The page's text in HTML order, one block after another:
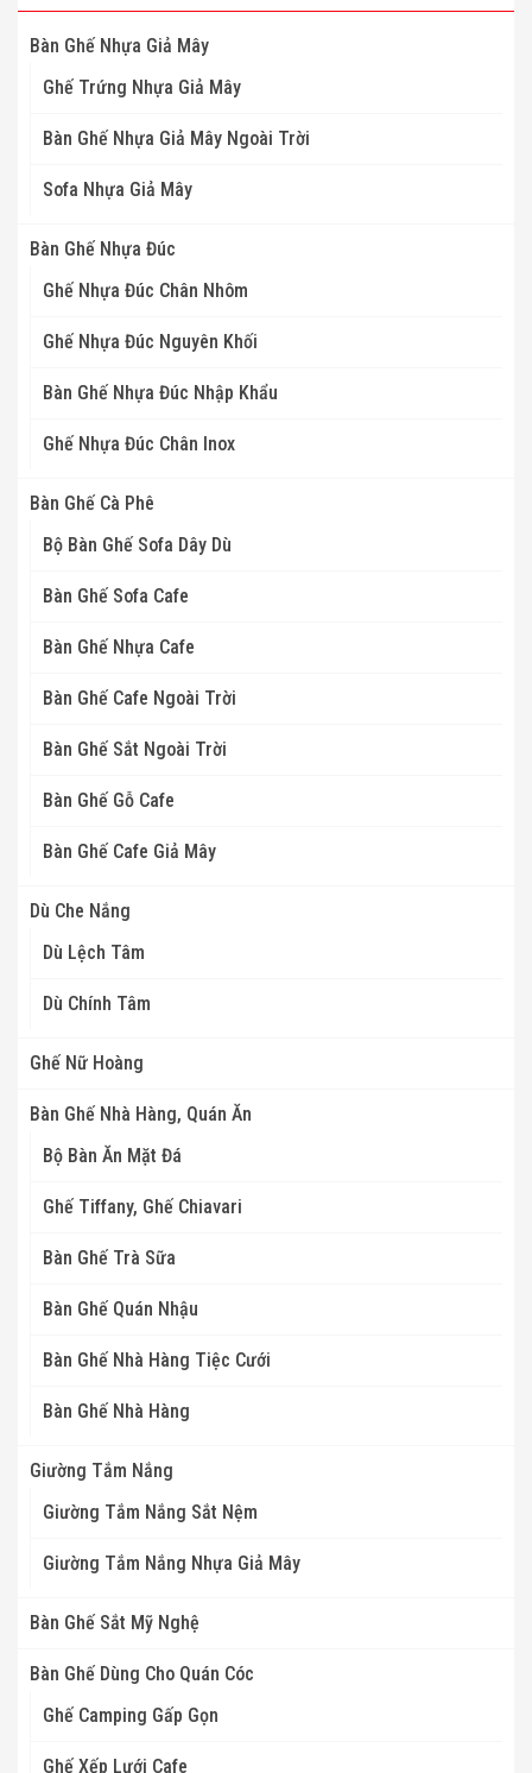
Bàn Ghế Nhựa Giả Mây
Ghế Trứng Nhựa Giả Mây
Bàn Ghế Nhựa Giả Mây Ngoài Trời
Sofa Nhựa Giả Mây
Bàn Ghế Nhựa Đúc
Ghế Nhựa Đúc Chân Nhôm
Ghế Nhựa Đúc Nguyên Khối
Bàn Ghế Nhựa Đúc Nhập Khẩu
Ghế Nhựa Đúc Chân Inox
Bàn Ghế Cà Phê
Bộ Bàn Ghế Sofa Dây Dù
Bàn Ghế Sofa Cafe
Bàn Ghế Nhựa Cafe
Bàn Ghế Cafe Ngoài Trời
Bàn Ghế Sắt Ngoài Trời
Bàn Ghế Gỗ Cafe
Bàn Ghế Cafe Giả Mây
Dù Che Nắng
Dù Lệch Tâm
Dù Chính Tâm
Ghế Nữ Hoàng
Bàn Ghế Nhà Hàng, Quán Ăn
Bộ Bàn Ăn Mặt Đá
Ghế Tiffany, Ghế Chiavari
Bàn Ghế Trà Sữa
Bàn Ghế Quán Nhậu
Bàn Ghế Nhà Hàng Tiệc Cưới
Bàn Ghế Nhà Hàng
Giường Tắm Nắng
Giường Tắm Nắng Sắt Nệm
Giường Tắm Nắng Nhựa Giả Mây
Bàn Ghế Sắt Mỹ Nghệ
Bàn Ghế Dùng Cho Quán Cóc
Ghế Camping Gấp Gọn
Ghế Xếp Lưới Cafe